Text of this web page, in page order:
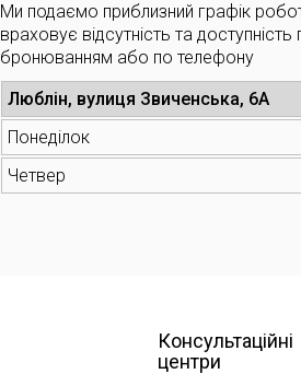
Ми подаємо приблизний графік
враховує відсутність та
бронюванням або по телефону
Люблін, вулиця Звиченська, 6А
Понеділок
Четвер
Консультаційні
центри